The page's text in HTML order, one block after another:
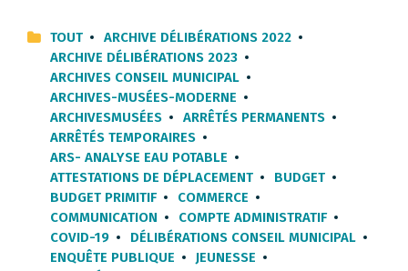
TOUT
ARCHIVE DÉLIBÉRATIONS 2022
ARCHIVE DÉLIBÉRATIONS 2023
ARCHIVES CONSEIL MUNICIPAL
ARCHIVES-MUSÉES-MODERNE
ARCHIVESMUSÉES
ARRÊTÉS PERMANENTS
ARRÊTÉS TEMPORAIRES
ARS- ANALYSE EAU POTABLE
ATTESTATIONS DE DÉPLACEMENT
BUDGET
BUDGET PRIMITIF
COMMERCE
COMMUNICATION
COMPTE ADMINISTRATIF
COVID-19
DÉLIBÉRATIONS CONSEIL MUNICIPAL
ENQUÊTE PUBLIQUE
JEUNESSE